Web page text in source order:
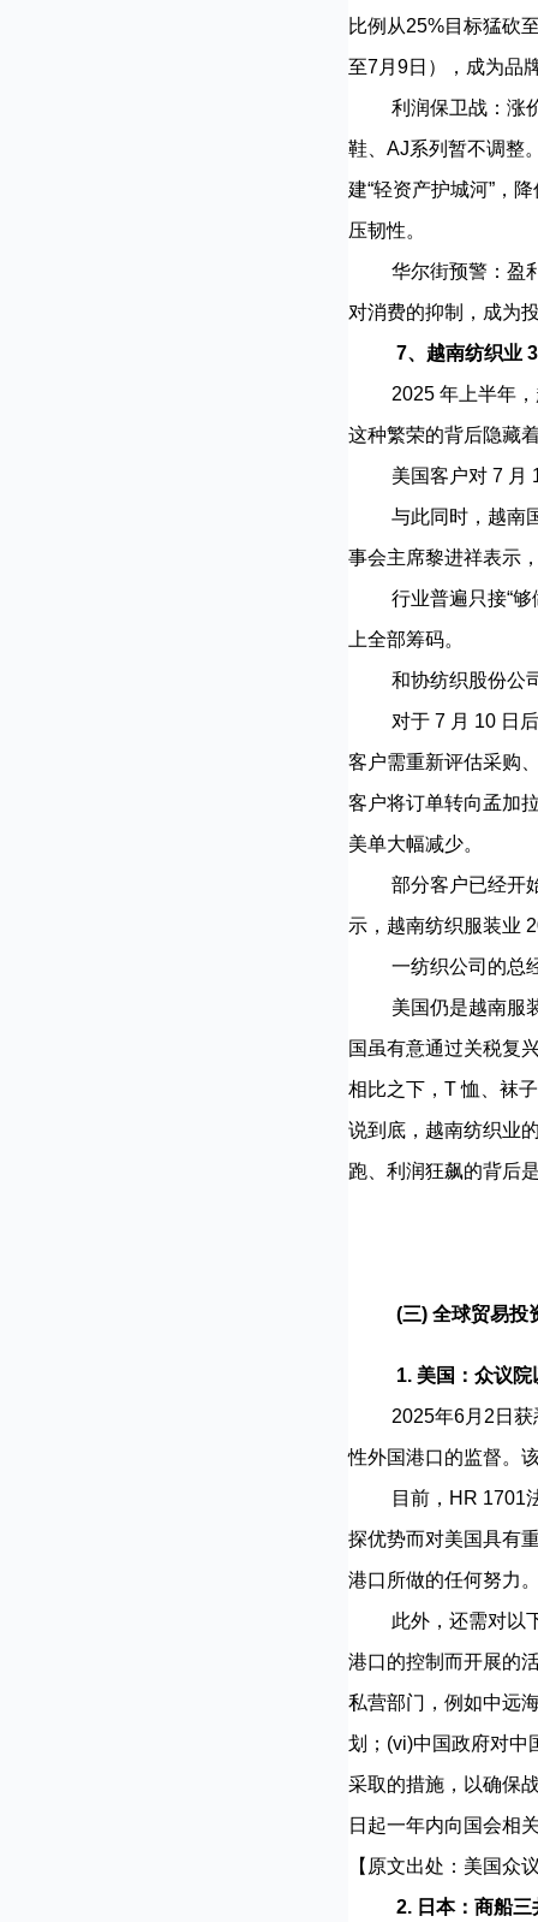
比例从25%目标猛砍
至7月9日），成为品
利润保卫战：涨价
鞋、AJ系列暂不调整
建“轻资产护城河”，
压韧性。
华尔街预警：盈利
对消费的抑制，成为
7、越南纺织业
2025 年上半年，越
这种繁荣的背后隐藏
美国客户对 7 月 10
与此同时，越南国
事会主席黎进祥表示
行业普遍只接“够做
上全部筹码。
和协纺织股份公司
对于 7 月 10 日后
客户需重新评估采购
客户将订单转向孟加
美单大幅减少。
部分客户已经开始
示，越南纺织服装业
一纺织公司的总经
美国仍是越南服装
国虽有意通过关税复
相比之下，T 恤、袜
说到底，越南纺织业
跑、利润狂飙的背后
(三) 全球贸易投
1. 美国：众议
2025年6月2日获悉
性外国港口的监督。
目前，HR 1701法
探优势而对美国具有
港口所做的任何努力
此外，还需对以下
港口的控制而开展的
私营部门，例如中远
划；(vi)中国政府对中
采取的措施，以确保
日起一年内向国会相
【原文出处：美国众
2. 日本：商船